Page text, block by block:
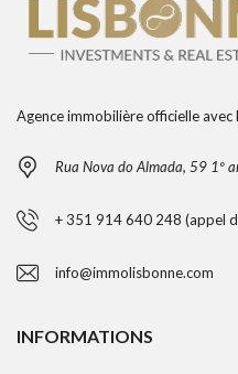
Agence immobilière officielle
Rua Nova do Almada, 59 1º
+ 351 914 640 248 (appel
info@immolisbonne.com
INFORMATIONS